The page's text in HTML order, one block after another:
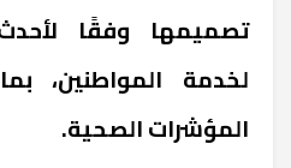
تصميمها وفقًا لأحدث
لخدمة المواطنين،
المؤشرات الصحية.